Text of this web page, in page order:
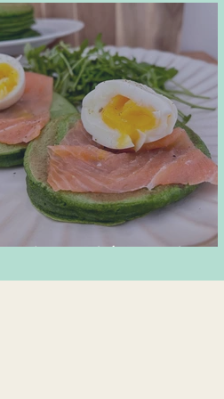
Galettes d'épinards